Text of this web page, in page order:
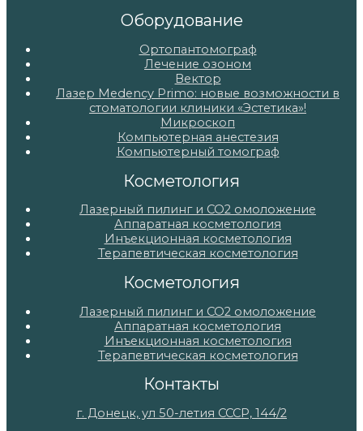
Оборудование
Ортопантомограф
Лечение озоном
Вектор
Лазер Medency Primo: новые возможности в
стоматологии клиники «Эстетика»!
Микроскоп
Компьютерная анестезия
Компьютерный томограф
Косметология
Лазерный пилинг и СО2 омоложение
Аппаратная косметология
Инъекционная косметология
Терапевтическая косметология
Косметология
Лазерный пилинг и СО2 омоложение
Аппаратная косметология
Инъекционная косметология
Терапевтическая косметология
Контакты
г. Донецк, ул 50-летия СССР, 144/2